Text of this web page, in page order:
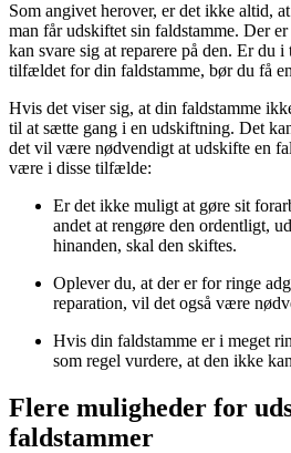
Som angivet herover, er det ikke altid,
man får udskiftet sin faldstamme. Der
kan svare sig at reparere på den. Er du
tilfældet for din faldstamme, bør du få
Hvis det viser sig, at din faldstamme
til at sætte gang i en udskiftning. Det
det vil være nødvendigt at udskifte en
være i disse tilfælde:
Er det ikke muligt at gøre sit
andet at rengøre den ordentligt,
hinanden, skal den skiftes.
Oplever du, at der er for ringe
reparation, vil det også være
Hvis din faldstamme er i meget
som regel vurdere, at den ikke
Flere muligheder for
faldstammer